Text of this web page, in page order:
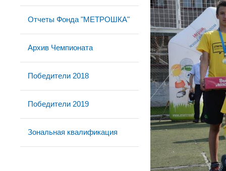
Отчеты Фонда "МЕТРОШКА"
Архив Чемпионата
Победители 2018
Победители 2019
Зональная квалификация